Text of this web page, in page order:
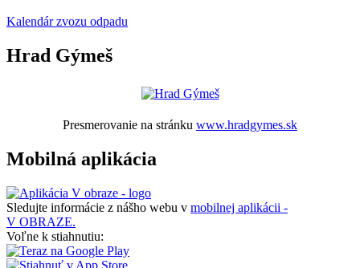
Kalendár zvozu odpadu
Hrad Gýmeš
Presmerovanie na stránku www.hradgymes.sk
Mobilná aplikácia
Sledujte informácie z nášho webu v mobilnej aplikácii -
V OBRAZE.
Voľne k stiahnutiu: